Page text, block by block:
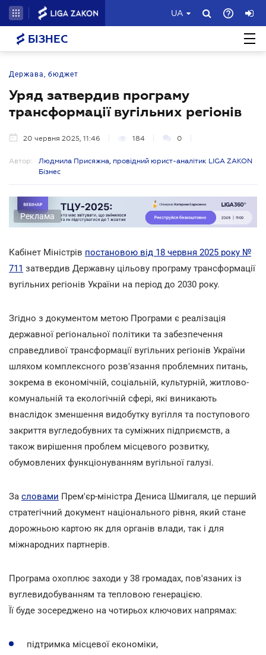
UA
БІЗНЕС
Держава, бюджет
Уряд затвердив програму
трансформації вугільних регіонів
20 червня 2025, 11:46 184 0
Автор:
Людмила Присяжна, провідний юрист-аналітик LIGA ZAKON
Бізнес
Реклама
Кабінет Міністрів постановою від 18 червня 2025 року №
711 затвердив Державну цільову програму трансформації
вугільних регіонів України на період до 2030 року.
Згідно з документом метою Програми є реалізація
державної регіональної політики та забезпечення
справедливої трансформації вугільних регіонів України
шляхом комплексного розв'язання проблемних питань,
зокрема в економічній, соціальній, культурній, житлово-
комунальній та екологічній сфері, які виникають
внаслідок зменшення видобутку вугілля та поступового
закриття вугледобувних та суміжних підприємств, а
також вирішення проблем місцевого розвитку,
обумовлених функціонуванням вугільної галузі.
За словами Прем'єр-міністра Дениса Шмигаля, це перший
стратегічний документ національного рівня, який стане
дорожньою картою як для органів влади, так і для
міжнародних партнерів.
Програма охоплює заходи у 38 громадах, пов'язаних із
вуглевидобуванням та тепловою генерацією.
Її буде зосереджено на чотирьох ключових напрямах:
підтримка місцевої економіки,